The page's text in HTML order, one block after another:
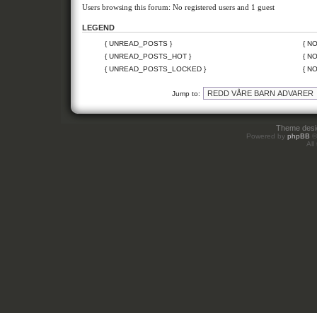
Users browsing this forum: No registered users and 1 guest
LEGEND
{ UNREAD_POSTS }
{
{ UNREAD_POSTS_HOT }
{
{ UNREAD_POSTS_LOCKED }
{
Jump to:
Theme
Powered by phpBB
All